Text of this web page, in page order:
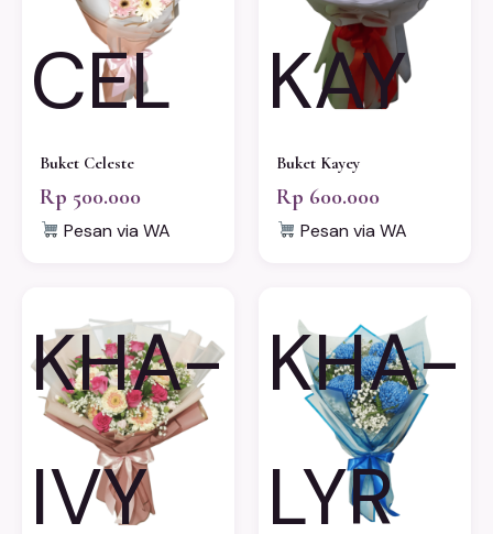
CEL
Buket Celeste
Rp 500.000
Pesan via WA
KAY
Buket Kayey
Rp 600.000
Pesan via WA
KHA-
IVY
KHA-
LYR